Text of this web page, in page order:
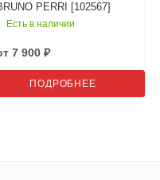
PERRI [102567]
Есть в наличии
7 900 ₽
ПОДРОБНЕЕ